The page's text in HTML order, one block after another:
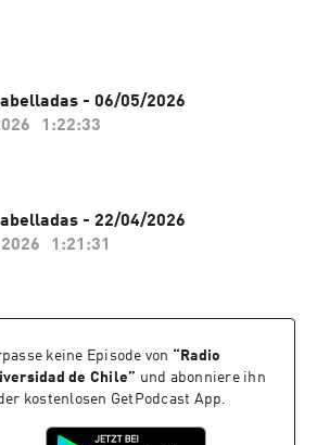
- 06/05/2026
1:22:33
- 22/04/2026
1:21:31
keine Episode von “ Radio
de Chile” und abonniere ihn
kostenlosen GetPodcast App.